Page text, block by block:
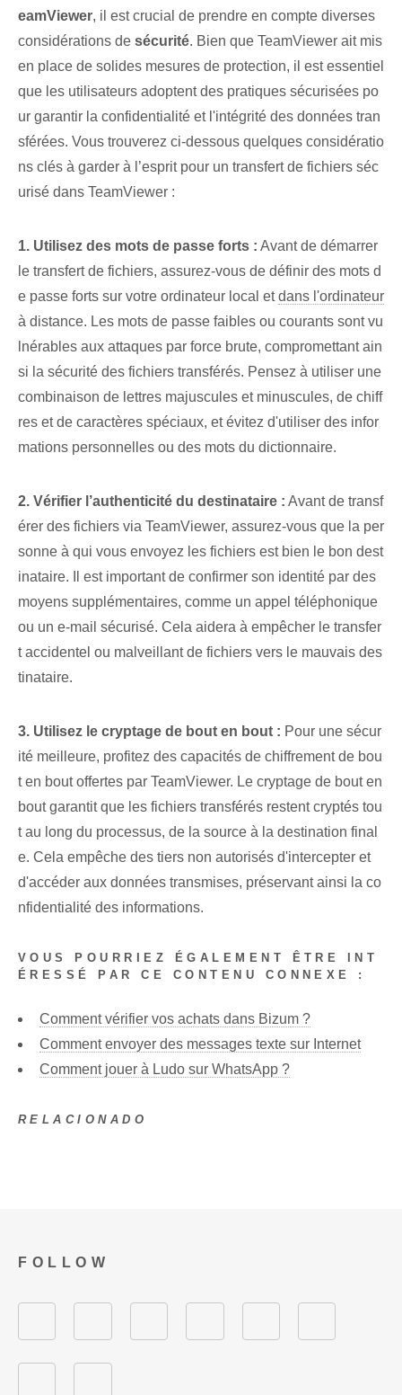
eamViewer,⁣ il est crucial de prendre en compte diverses
considérations ⁣de sécurité. Bien que TeamViewer ait mis
en place de solides mesures de protection, il est essentiel
que les utilisateurs adoptent des pratiques sécurisées po
ur garantir la confidentialité et l'intégrité des données tran
sférées. Vous trouverez ci-dessous quelques considératio
ns clés à garder à l’esprit pour un transfert de fichiers séc
urisé dans TeamViewer :
1. Utilisez des mots de passe forts : Avant de démarrer
le transfert de fichiers, assurez-vous de définir des mots d
e passe forts sur votre ordinateur local etdans l'ordinateur
⁣à distance.‍ Les mots de passe faibles ou courants ⁢sont vu
lnérables aux attaques par force brute⁤, ⁣compromettant ain
si la sécurité⁤ des fichiers transférés. Pensez à utiliser une
combinaison de lettres majuscules et minuscules, de chiff
res et de caractères spéciaux, et évitez d'utiliser des infor
mations personnelles ou des mots du dictionnaire.
2. ‌Vérifier l’authenticité⁤ du‌ destinataire : Avant de transf
érer des fichiers via TeamViewer, assurez-vous que la per
sonne à qui vous envoyez les fichiers est bien le bon dest
inataire. Il est important de confirmer son identité par des
moyens supplémentaires, comme un appel téléphonique
ou un e-mail sécurisé. ⁢Cela aidera à empêcher le transfer
t accidentel‍ ou malveillant de fichiers vers le mauvais des
tinataire.
3.⁢ Utilisez le cryptage de bout en bout : Pour une sécur
ité ⁢meilleure⁢, profitez des capacités de chiffrement de bou
t en bout offertes par TeamViewer. Le cryptage de bout en
bout garantit que les fichiers transférés restent cryptés tou
t au long du processus, de la source à la destination final
e. Cela empêche des tiers non autorisés d'intercepter et
d'accéder aux données transmises, préservant ainsi la co
nfidentialité des informations.
VOUS POURRIEZ ÉGALEMENT ÊTRE INT
ÉRESSÉ PAR CE CONTENU CONNEXE :
Comment vérifier vos achats dans Bizum ?
Comment envoyer des messages texte sur Internet
Comment jouer à Ludo sur WhatsApp ?
RELACIONADO
FOLLOW